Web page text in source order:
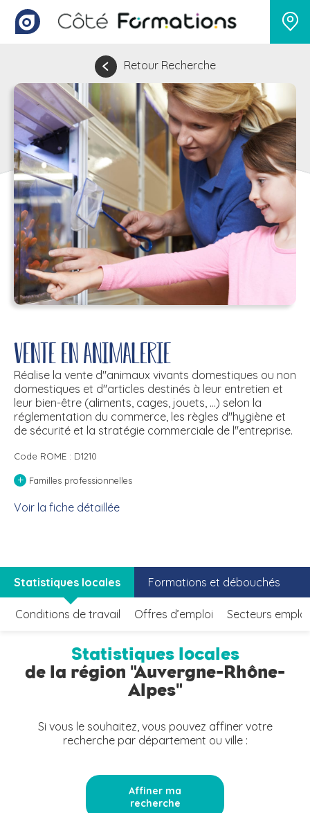
Retour Recherche
Vente en animalerie
Réalise la vente d''animaux vivants domestiques ou non
domestiques et d''articles destinés à leur entretien et
leur bien-être (aliments, cages, jouets, ...) selon la
réglementation du commerce, les règles d''hygiène et
de sécurité et la stratégie commerciale de l''entreprise.
Code ROME : D1210
+ Familles professionnelles
Voir la fiche détaillée
Statistiques locales Formations et débouchés
Conditions de travail Offres d’emploi Secteurs
Statistiques locales
de la région "Auvergne-Rhône-
Alpes"
Si vous le souhaitez, vous pouvez affiner votre
recherche par département ou ville :
Affiner ma
recherche